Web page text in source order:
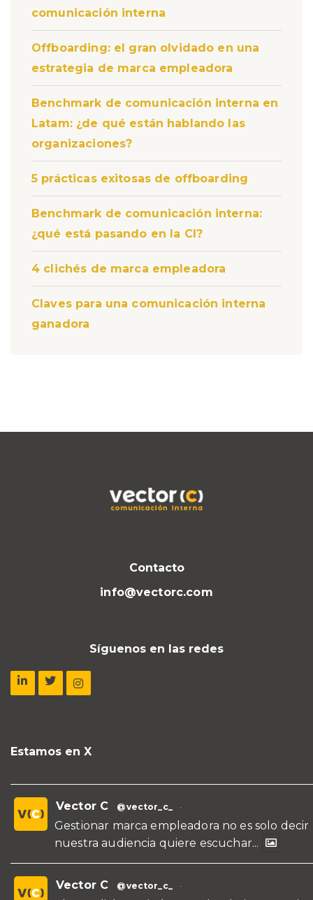
comunicación interna
Offboarding: el gran olvidado en una
estrategia de marca empleadora
Benchmark de comunicación interna en
Latam: ¿de qué están hablando las
organizaciones?
5 prácticas exitosas de offboarding
Benchmark de comunicación interna:
¿qué está pasando en la CI?
4 clichés de marca empleadora
Claves para una comunicación interna
ganadora
Contacto
info@vectorc.com
Síguenos en las redes
Estamos en X
Vector C @vector_c_ ·
Gestionar marca empleadora no es solo
nuestra audiencia quiere escuchar...
Vector C @vector_c_ ·